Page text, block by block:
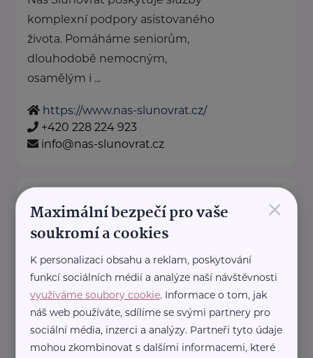
komplexní podpory asistovaného
života. Pomáháme seniorům,
dlouhodobě nemocným,
osamělým i ...
https://www.nas-slunovrat.cz/
+420 228 224 923
info@nas-slunovrat.cz
Loono, z. s.
Karlínské náměstí 238/6 Praha 8 - Karlín
Jsme tým mladých lékařů,
studentů medicíny a dalších
profesionálů.
Skrze workshopy ve školách
a firmách, edukační ...
https://www.loono.cz/
×
Maximální bezpečí pro vaše
soukromí a cookies
K personalizaci obsahu a reklam, poskytování
funkcí sociálních médií a analýze naší návštěvnosti
využíváme soubory cookie. Informace o tom, jak
náš web používáte, sdílíme se svými partnery pro
sociální média, inzerci a analýzy. Partneři tyto údaje
mohou zkombinovat s dalšími informacemi, které